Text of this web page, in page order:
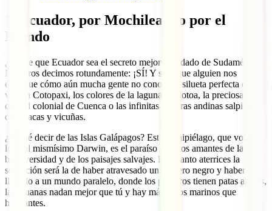
1. Ecuador, por Mochileando por el
Mundo
¿Puede que Ecuador sea el secreto mejor guardado de Sudamérica?
Nosotros decimos rotundamente: ¡SÍ! Y sino que alguien nos
explique cómo aún mucha gente no conoce la silueta perfecta del
volcán Cotopaxi, los colores de la laguna Quilotoa, la preciosa
ciudad colonial de Cuenca o las infinitas llanuras andinas salpicadas
de alpacas y vicuñas.
¿Y qué decir de las Islas Galápagos? Este archipiélago, que volvió
loco al mismísimo Darwin, es el paraíso para los amantes de la
biodiversidad y de los paisajes salvajes. En cuanto aterrices la
sensación será la de haber atravesado un agujero negro y haber
llegado a un mundo paralelo, donde los piqueros tienen patas azules,
las iguanas nadan mejor que tú y hay más lobos marinos que
habitantes.